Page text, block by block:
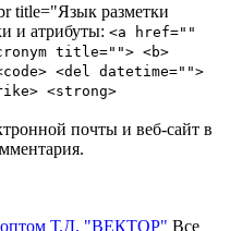
title="Язык разметки
и атрибуты: <a href=""
title=""> <b>
<del datetime="">
<strong>
почты и веб-сайт в
оптом Т.Д. "ВЕКТОР" Все